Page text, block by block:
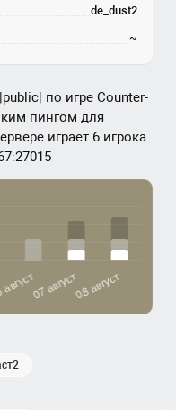
по игре Counter-
пингом для
играет 6 игрока
de_dust2
~